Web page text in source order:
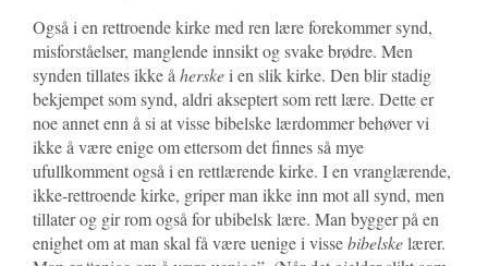
Også i en rettroende kirke med ren lære forekommer synd,
misforståelser, manglende innsikt og svake brødre. Men
synden tillates ikke åherskei en slik kirke. Den blir stadig
bekjempet som synd, aldri akseptert som rett lære. Dette er
noe annet enn å si at visse bibelske lærdommer behøver vi
ikke å være enige om ettersom det finnes så mye
ufullkomment også i en rettlærende kirke. I en vranglærende,
ikke-rettroende kirke, griper man ikke inn mot all synd, men
tillater og gir rom også for ubibelsk lære. Man bygger på en
enighet om at man skal få være uenige i vissebibelskelærer.